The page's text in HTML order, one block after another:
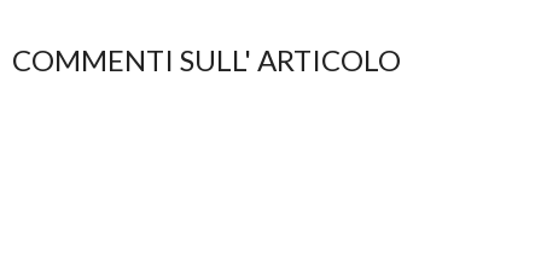
COMMENTI SULL' ARTICOLO